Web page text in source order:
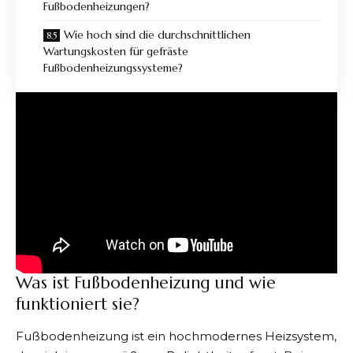
Fußbodenheizungen?
Wie hoch sind die durchschnittlichen
Wartungskosten für gefräste
Fußbodenheizungssysteme?
Was ist Fußbodenheizung und wie
funktioniert sie?
Fußbodenheizung ist ein hochmodernes Heizsystem,